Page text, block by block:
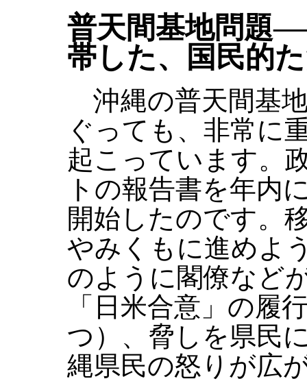
普天間基地問題
帯した、国民的
沖縄の普天間基
ぐっても、非常に
起こっています。
トの報告書を年内
開始したのです。
やみくもに進めよ
のように閣僚など
「日米合意」の履
つ）、脅しを県民
縄県民の怒りが広